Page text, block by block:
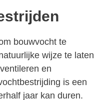
bouwvocht te
wijze te laten
en
is een
jaar kan duren.